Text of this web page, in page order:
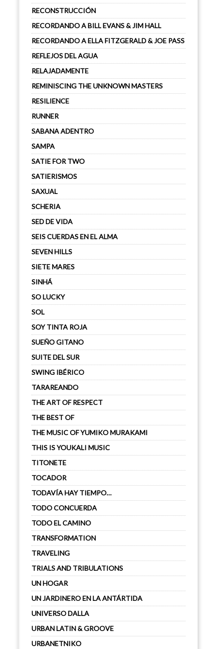
RECONSTRUCCIÓN
RECORDANDO A BILL EVANS & JIM HALL
RECORDANDO A ELLA FITZGERALD & JOE PASS
REFLEJOS DEL AGUA
RELAJADAMENTE
REMINISCING THE UNKNOWN MASTERS
RESILIENCE
RUNNER
SABANA ADENTRO
SAMPA
SATIE FOR TWO
SATIERISMOS
SAXUAL
SCHERIA
SED DE VIDA
SEIS CUERDAS EN EL ALMA
SEVEN HILLS
SIETE MARES
SINHÁ
SO LUCKY
SOL
SOY TINTA ROJA
SUEÑO GITANO
SUITE DEL SUR
SWING IBÉRICO
TARAREANDO
THE ART OF RESPECT
THE BEST OF
THE MUSIC OF YUMIKO MURAKAMI
THIS IS YOUKALI MUSIC
TITONETE
TOCADOR
TODAVÍA HAY TIEMPO…
TODO CONCUERDA
TODO EL CAMINO
TRANSFORMATION
TRAVELING
TRIALS AND TRIBULATIONS
UN HOGAR
UN JARDINERO EN LA ANTÁRTIDA
UNIVERSO DALLA
URBAN LATIN & GROOVE
URBANETNIKO